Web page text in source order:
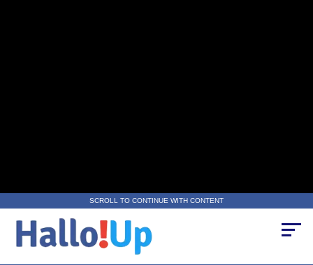
SCROLL TO CONTINUE WITH CONTENT